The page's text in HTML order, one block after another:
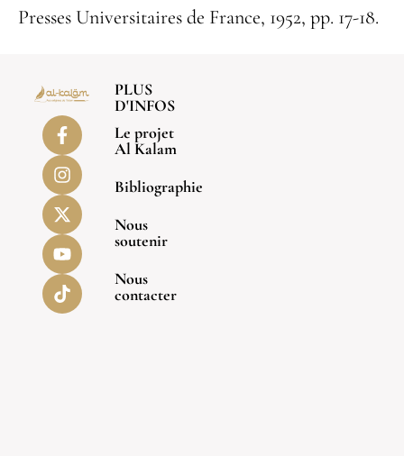
Presses Universitaires de France, 1952, pp. 17-18.
PLUS
D'INFOS
Le projet
Al Kalam
Bibliographie
Nous
soutenir
Nous
contacter